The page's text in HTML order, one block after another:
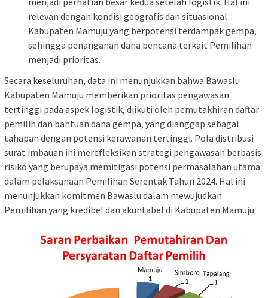
relevan dengan kondisi geografis dan situasional
Kabupaten Mamuju yang berpotensi terdampak gempa,
sehingga penanganan dana bencana terkait Pemilihan
menjadi prioritas.
Secara keseluruhan, data ini menunjukkan bahwa Bawaslu
Kabupaten Mamuju memberikan prioritas pengawasan
tertinggi pada aspek logistik, diikuti oleh pemutakhiran daftar
pemilih dan bantuan dana gempa, yang dianggap sebagai
tahapan dengan potensi kerawanan tertinggi. Pola distribusi
surat imbauan ini merefleksikan strategi pengawasan berbasis
risiko yang berupaya memitigasi potensi permasalahan utama
dalam pelaksanaan Pemilihan Serentak Tahun 2024. Hal ini
menunjukkan komitmen Bawaslu dalam mewujudkan
Pemilihan yang kredibel dan akuntabel di Kabupaten Mamuju.